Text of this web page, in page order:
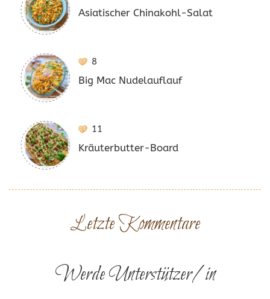
Asiatischer Chinakohl-Salat
8
Big Mac Nudelauflauf
11
Kräuterbutter-Board
Letzte Kommentare
Werde Unterstützer/in